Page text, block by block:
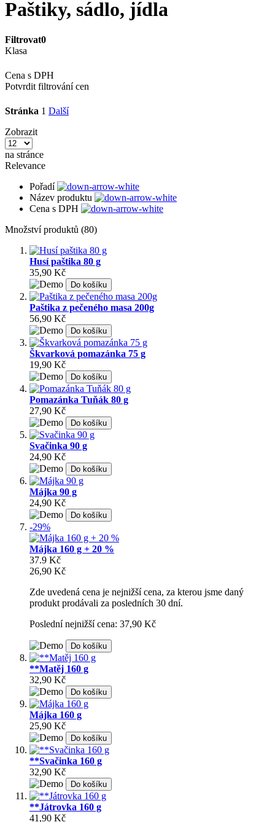
Paštiky, sádlo, jídla
Filtrovat0
Klasa
Cena s DPH
Potvrdit filtrování cen
Stránka 1 Další
Zobrazit
na stránce
Relevance
Pořadí
Název produktu
Cena s DPH
Množství produktů (80)
Husí paštika 80 g
35,90 Kč
Do košíku
Paštika z pečeného masa 200g
56,90 Kč
Do košíku
Škvarková pomazánka 75 g
19,90 Kč
Do košíku
Pomazánka Tuňák 80 g
27,90 Kč
Do košíku
Svačinka 90 g
24,90 Kč
Do košíku
Májka 90 g
24,90 Kč
Do košíku
-29%
Májka 160 g + 20 %
37.9 Kč
26,90 Kč
Zde uvedená cena je nejnižší cena, za kterou jsme daný
produkt prodávali za posledních 30 dní.
Poslední nejnižší cena: 37,90 Kč
Do košíku
**Matěj 160 g
32,90 Kč
Do košíku
Májka 160 g
25,90 Kč
Do košíku
**Svačinka 160 g
32,90 Kč
Do košíku
**Játrovka 160 g
41,90 Kč